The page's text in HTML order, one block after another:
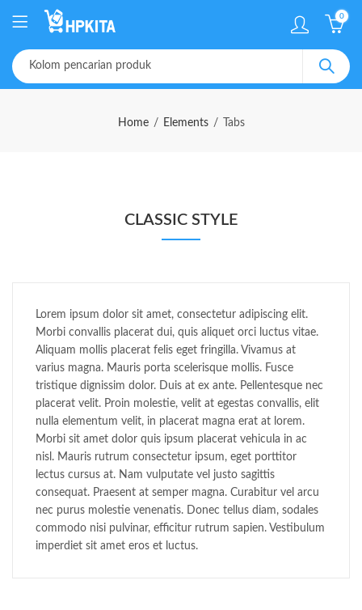
0
Home Elements Tabs
CLASSIC STYLE
Lorem ipsum dolor sit amet, consectetur adipiscing elit.
Morbi convallis placerat dui, quis aliquet orci luctus vitae.
Aliquam mollis placerat felis eget fringilla. Vivamus at
varius magna. Mauris porta scelerisque mollis. Fusce
tristique dignissim dolor. Duis at ex ante. Pellentesque nec
placerat velit. Proin molestie, velit at egestas convallis, elit
nulla elementum velit, in placerat magna erat at lorem.
Morbi sit amet dolor quis ipsum placerat vehicula in ac
nisl. Mauris rutrum consectetur ipsum, eget porttitor
lectus cursus at. Nam vulputate vel justo sagittis
consequat. Praesent at semper magna. Curabitur vel arcu
nec purus molestie venenatis. Donec tellus diam, sodales
commodo nisi pulvinar, efficitur rutrum sapien. Vestibulum
imperdiet sit amet eros et luctus.